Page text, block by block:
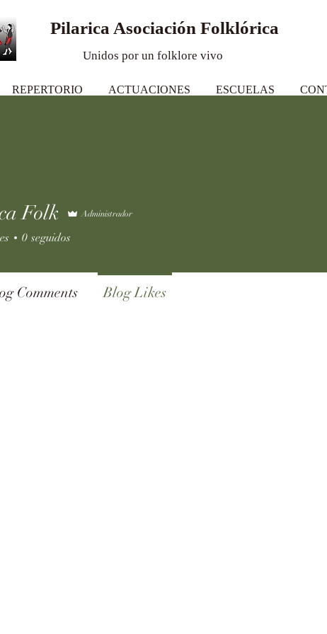
Pilarica Asociación Folklórica
Unidos por un folklore vivo
REPERTORIO ACTUACIONES ESCUELAS
Folk Administrador
0 seguidos
Comments Blog Likes